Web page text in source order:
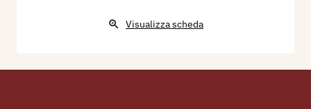
Visualizza scheda